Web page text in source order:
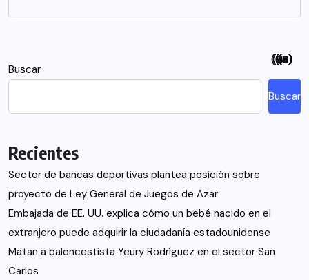
Buscar
Buscar
Recientes
Sector de bancas deportivas plantea posición sobre
proyecto de Ley General de Juegos de Azar
Embajada de EE. UU. explica cómo un bebé nacido en el
extranjero puede adquirir la ciudadanía estadounidense
Matan a baloncestista Yeury Rodríguez en el sector San
Carlos
(5)
(26)
(21)
(12)
(7)
(94)
(48)
(115)
(26)
(18)
(2)
(6)